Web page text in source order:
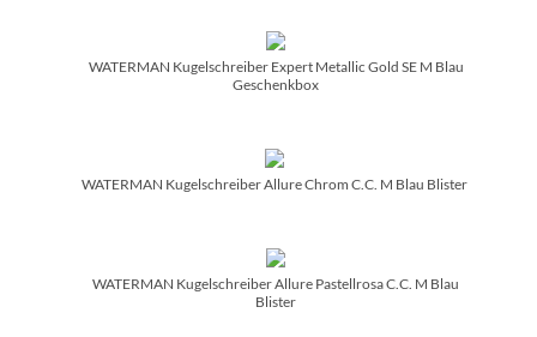
WATERMAN Kugelschreiber Expert Metallic Gold SE M Blau
Geschenkbox
WATERMAN Kugelschreiber Allure Chrom C.C. M Blau Blister
WATERMAN Kugelschreiber Allure Pastellrosa C.C. M Blau
Blister